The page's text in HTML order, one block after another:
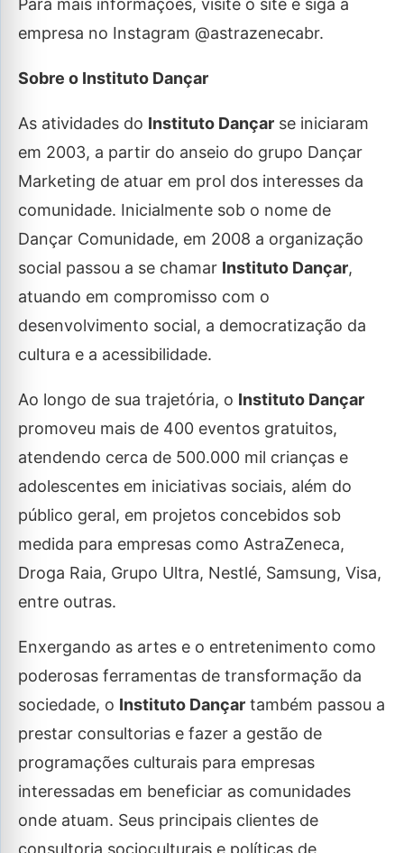
Para mais informações, visite o site e siga a
empresa no Instagram @astrazenecabr.
Sobre o Instituto Dançar
As atividades do Instituto Dançar se iniciaram
em 2003, a partir do anseio do grupo Dançar
Marketing de atuar em prol dos interesses da
comunidade. Inicialmente sob o nome de
Dançar Comunidade, em 2008 a organização
social passou a se chamar Instituto Dançar,
atuando em compromisso com o
desenvolvimento social, a democratização da
cultura e a acessibilidade.
Ao longo de sua trajetória, o Instituto Dançar
promoveu mais de 400 eventos gratuitos,
atendendo cerca de 500.000 mil crianças e
adolescentes em iniciativas sociais, além do
público geral, em projetos concebidos sob
medida para empresas como AstraZeneca,
Droga Raia, Grupo Ultra, Nestlé, Samsung, Visa,
entre outras.
Enxergando as artes e o entretenimento como
poderosas ferramentas de transformação da
sociedade, o Instituto Dançar também passou a
prestar consultorias e fazer a gestão de
programações culturais para empresas
interessadas em beneficiar as comunidades
onde atuam. Seus principais clientes de
consultoria socioculturais e políticas de